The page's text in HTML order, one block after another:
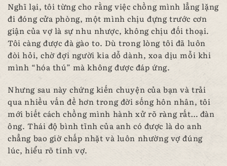
Nghĩ lại, tôi từng cho rằng việc chồng mình lẳng lặng
đi đóng cửa phòng, một mình chịu đựng trước cơn
giận của vợ là sự nhu nhược, không chịu đối thoại.
Tôi càng được đà gào to. Dù trong lòng tôi đã luôn
đòi hỏi, chờ đợi người kia dỗ dành, xoa dịu mỗi khi
mình “hóa thú” mà không được đáp ứng.
Nhưng sau này chứng kiến chuyện của bạn và trải
qua nhiều vấn đề hơn trong đời sống hôn nhân, tôi
mới biết cách chồng mình hành xử rõ ràng rất… đàn
ông. Thái độ bình tĩnh của anh có được là do anh
chẳng bao giờ chấp nhặt và luôn nhường vợ đúng
lúc, hiểu rõ tính vợ.